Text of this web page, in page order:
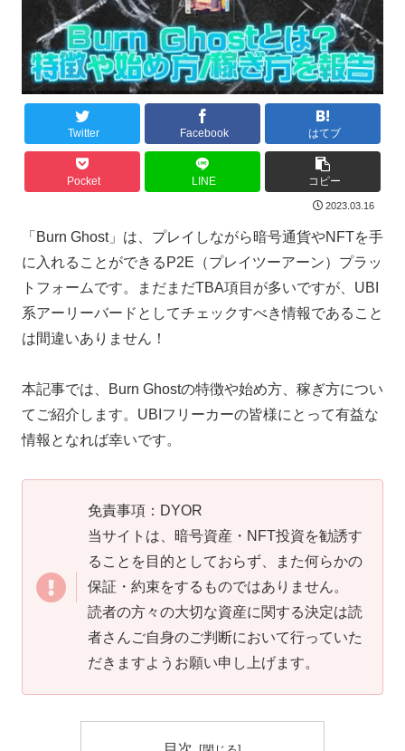
Twitter Facebook はてブ
Pocket LINE コピー
2023.03.16
「Burn Ghost」は、プレイしながら暗号通貨やNFTを手
に入れることができるP2E（プレイツーアーン）プラッ
トフォームです。まだまだTBA項目が多いですが、UBI
系アーリーバードとしてチェックすべき情報であること
は間違いありません！
本記事では、Burn Ghostの特徴や始め方、稼ぎ方につい
てご紹介します。UBIフリーカーの皆様にとって有益な
情報となれば幸いです。
免責事項：DYOR
当サイトは、暗号資産・NFT投資を勧誘す
ることを目的としておらず、また何らかの
保証・約束をするものではありません。
読者の方々の大切な資産に関する決定は読
者さんご自身のご判断において行っていた
だきますようお願い申し上げます。